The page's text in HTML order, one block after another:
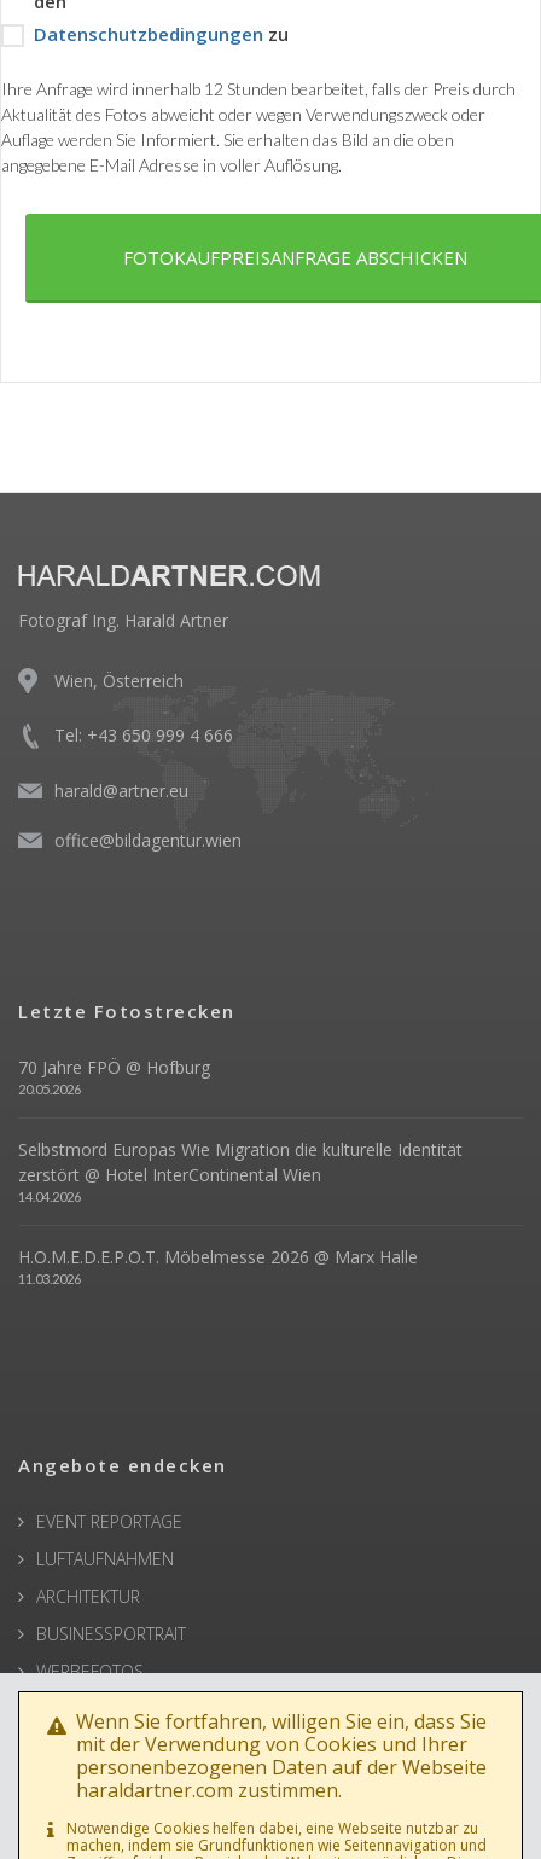
Datenschutzbedingungen zu
Ihre Anfrage wird innerhalb 12 Stunden bearbeitet, falls der Preis durch
Aktualität des Fotos abweicht oder wegen Verwendungszweck oder
Auflage werden Sie Informiert. Sie erhalten das Bild an die oben
angegebene E-Mail Adresse in voller Auflösung.
FOTOKAUFPREISANFRAGE ABSCHICKEN
Fotograf Ing. Harald Artner
Wien, Österreich
Tel: +43 650 999 4 666
harald@artner.eu
office@bildagentur.wien
Letzte Fotostrecken
70 Jahre FPÖ @ Hofburg
20.05.2026
Selbstmord Europas Wie Migration die kulturelle Identität
zerstört @ Hotel InterContinental Wien
14.04.2026
H.O.M.E.D.E.P.O.T. Möbelmesse 2026 @ Marx Halle
11.03.2026
Angebote endecken
EVENT REPORTAGE
LUFTAUFNAHMEN
ARCHITEKTUR
BUSINESSPORTRAIT
WERBEFOTOS
HOCHZEIT
PRESSE
Wenn Sie fortfahren, willigen Sie ein, dass Sie
mit der Verwendung von Cookies und Ihrer
personenbezogenen Daten auf der Webseite
haraldartner.com zustimmen.
Notwendige Cookies helfen dabei, eine Webseite nutzbar zu
machen, indem sie Grundfunktionen wie Seitennavigation und